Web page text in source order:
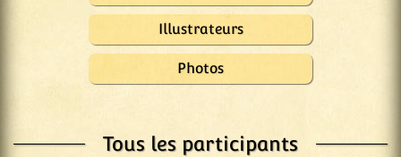
Illustrateurs
Photos
Tous les participants